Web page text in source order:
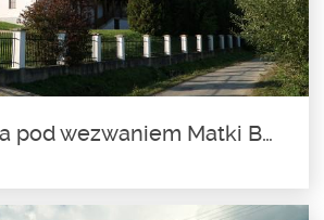
Kaplica pod wezwaniem Matki Bożej Królowej Polski w Falsztynie